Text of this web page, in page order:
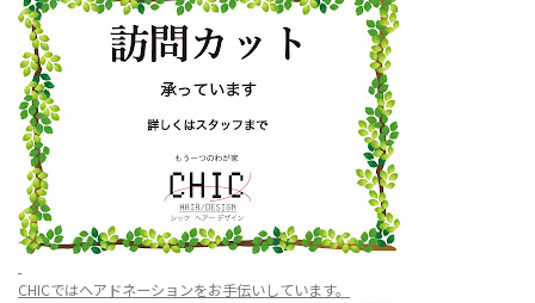
CHICではヘアドネーションをお手伝いしています。